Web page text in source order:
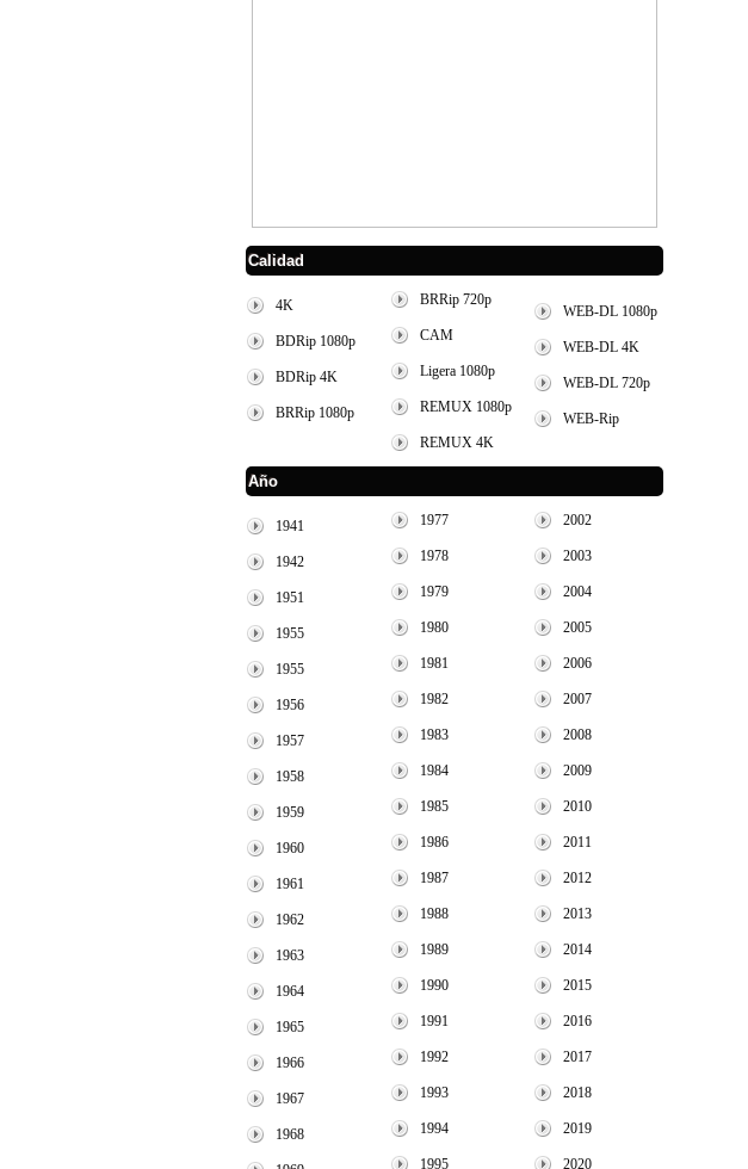
Calidad
4K
BDRip 1080p
BDRip 4K
BRRip 1080p
BRRip 720p
CAM
Ligera 1080p
REMUX 1080p
REMUX 4K
WEB-DL 1080p
WEB-DL 4K
WEB-DL 720p
WEB-Rip
Año
1941
1942
1951
1955
1955
1956
1957
1958
1959
1960
1961
1962
1963
1964
1965
1966
1967
1968
1977
1978
1979
1980
1981
1982
1983
1984
1985
1986
1987
1988
1989
1990
1991
1992
1993
1994
1995
2002
2003
2004
2005
2006
2007
2008
2009
2010
2011
2012
2013
2014
2015
2016
2017
2018
2019
2020